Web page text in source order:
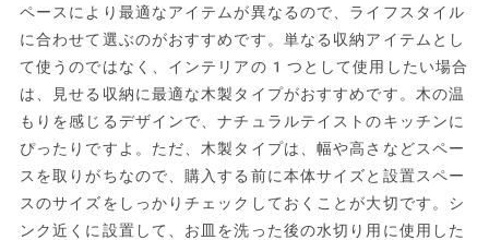
ペースにより最適なアイテムが異なるので、ライフスタイル
に合わせて選ぶのがおすすめです。単なる収納アイテムとし
て使うのではなく、インテリアの1つとして使用したい場合
は、見せる収納に最適な木製タイプがおすすめです。木の温
もりを感じるデザインで、ナチュラルテイストのキッチンに
ぴったりですよ。ただ、木製タイプは、幅や高さなどスペー
スを取りがちなので、購入する前に本体サイズと設置スペー
スのサイズをしっかりチェックしておくことが大切です。シ
ンク近くに設置して、お皿を洗った後の水切り用に使用した